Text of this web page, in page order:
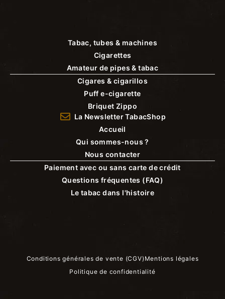
Tabac, tubes & machines
Cigarettes
Amateur de pipes & tabac
Cigares & cigarillos
Puff e-cigarette
Briquet Zippo
La Newsletter TabacShop
Accueil
Qui sommes-nous ?
Nous contacter
Paiement avec ou sans carte de crédit
Questions fréquentes (FAQ)
Le tabac dans l'histoire
Conditions générales de vente (CGV) Mentions légales
Politique de confidentialité